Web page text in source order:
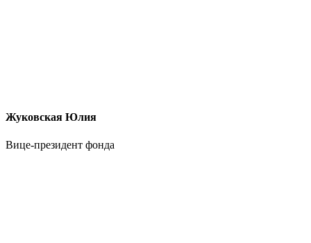
Жуковская Юлия
Вице-президент фонда